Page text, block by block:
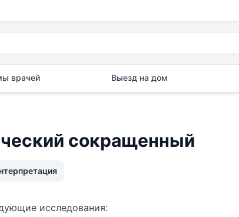
врачей Выезд на дом
сокращенный
исследования: